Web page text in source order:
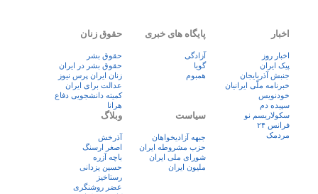
اخبار
اخبار روز
پيک ايران
جنبش آذربایجان
خبرنامه ملّی ایرانیان
خودنویس
سپیده دم
سکولاریسم نو
فرانس ۲۴
مردمک
پایگاه های خبری
آزادگی
گویا
همبوم
حقوق زنان
حقوق بشر
حقوق بشر در ایران
زنان ايران پرس نيوز
عدالت برای ایران
کمیته دانشجویی دفاع
هرانا
سیاست
جبهه آزادیخواهان
حزب مشروطه ایران
شورای ملی ایران
ملیون ایران
وبلاگ
آذرخش
اصغر ارسنگ
باچه آزره
حسین یزدانی
رستاخیز
عضر روشنگری